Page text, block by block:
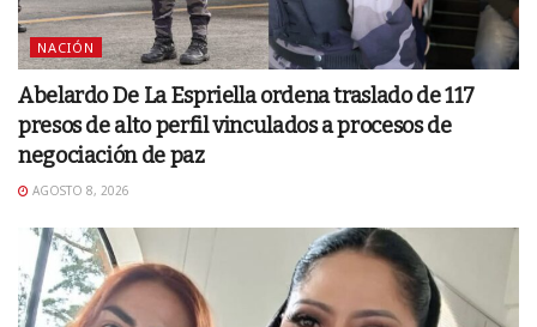
NACIÓN
Abelardo De La Espriella ordena traslado de 117
presos de alto perfil vinculados a procesos de
negociación de paz
AGOSTO 8, 2026